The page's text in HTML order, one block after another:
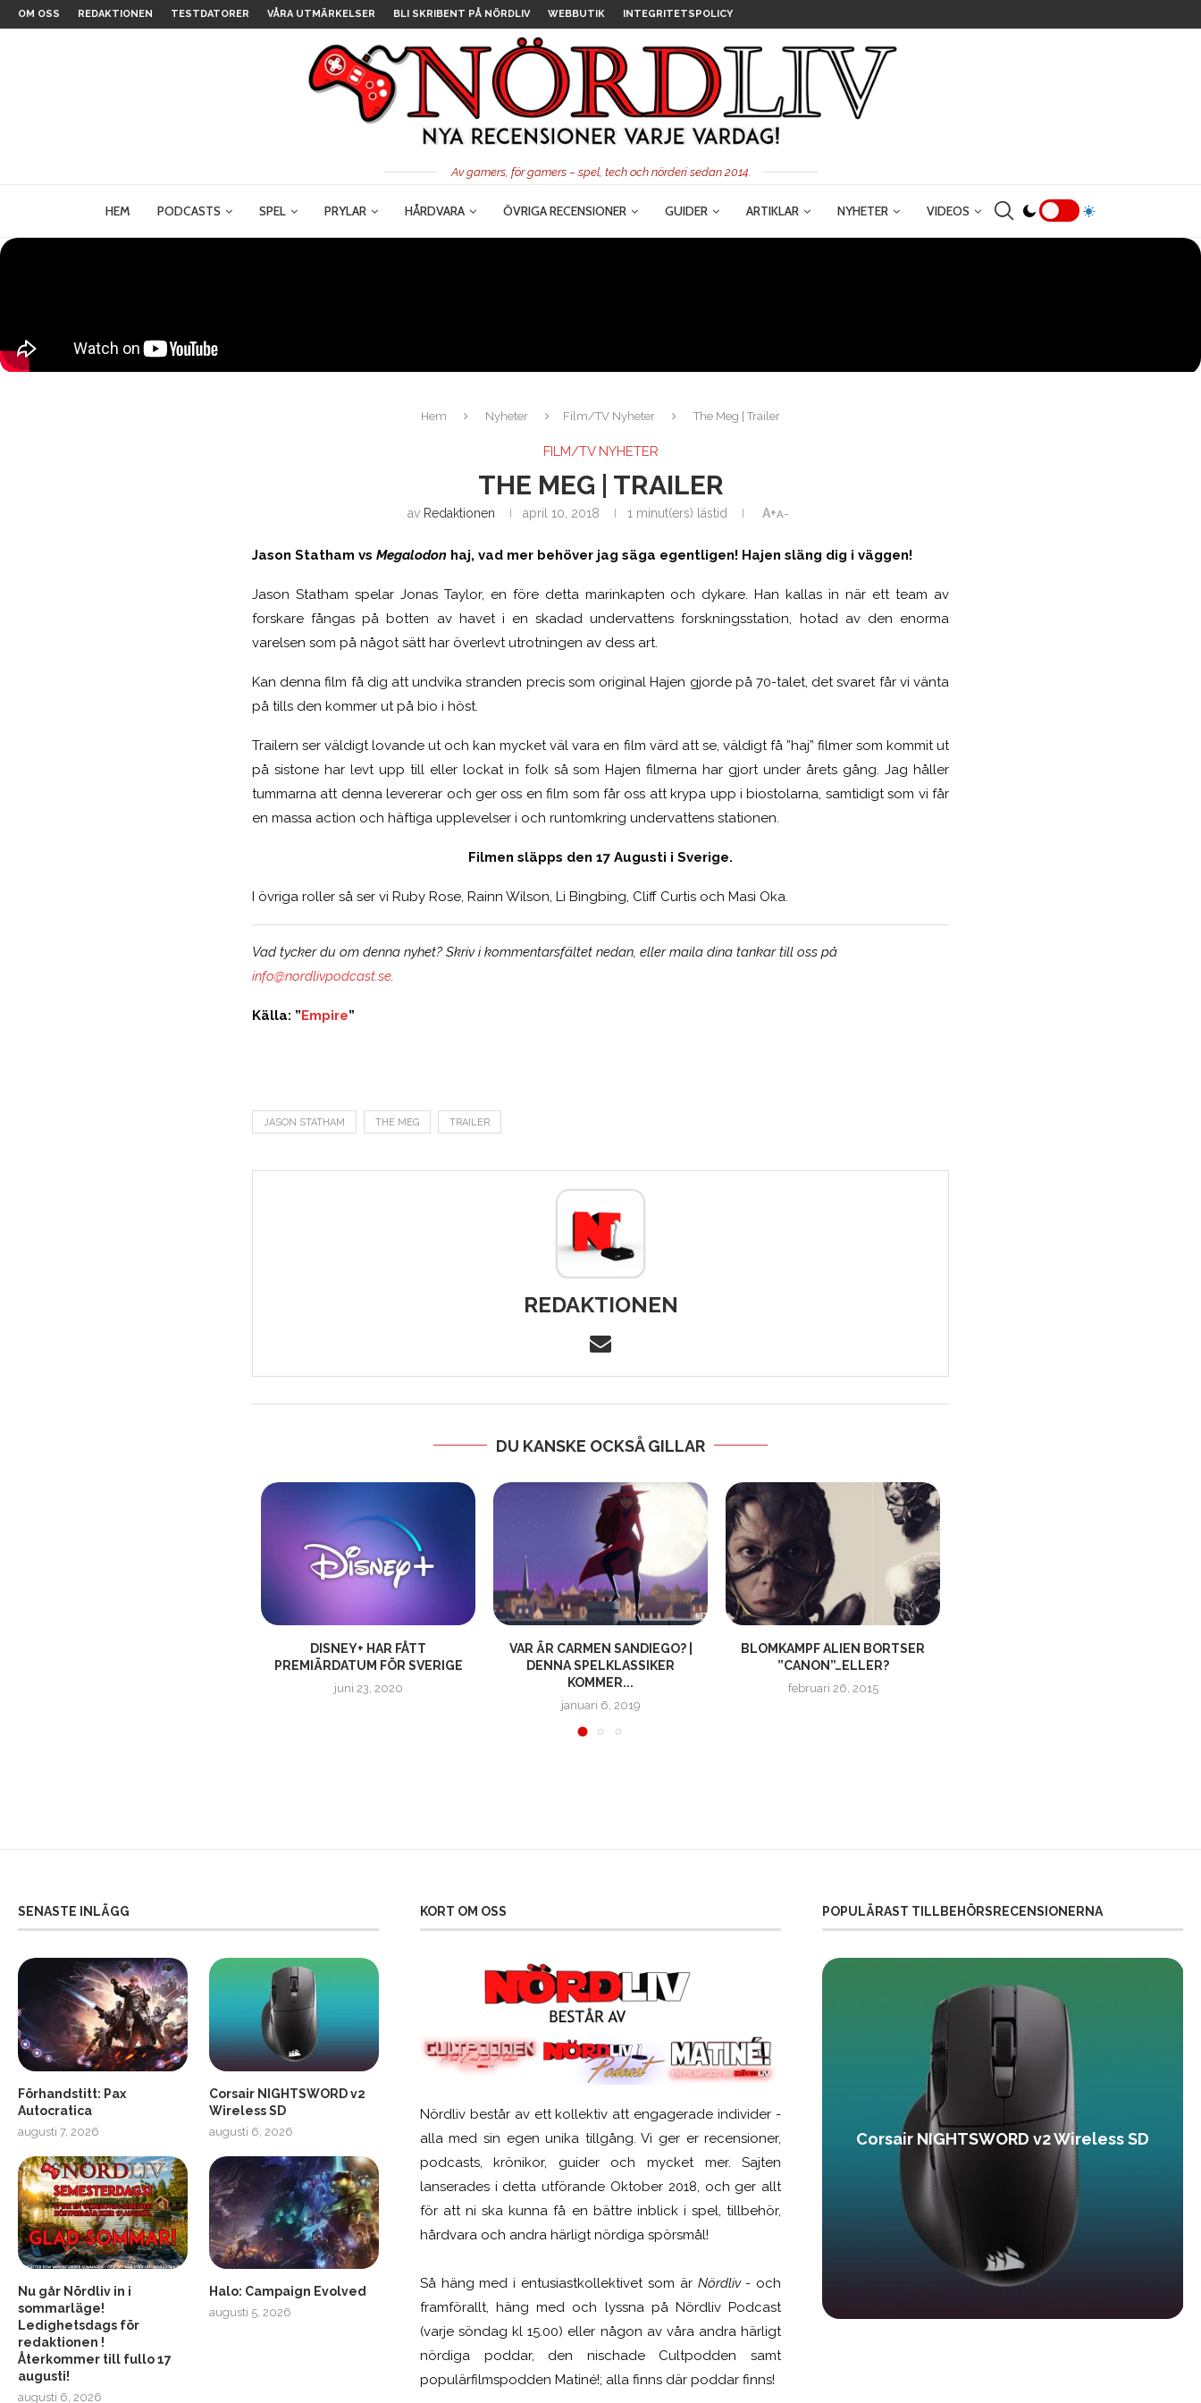
OM OSS REDAKTIONEN TESTDATORER VÅRA UTMÄRKELSER BLI SKRIBENT PÅ NÖRDLIV WEBBUTIK INTEGRITETSPOLICY
Av gamers, för gamers – spel, tech och nörderi sedan 2014.
HEM PODCASTS SPEL PRYLAR HÅRDVARA ÖVRIGA RECENSIONER GUIDER ARTIKLAR NYHETER VIDEOS
Hem Nyheter Film/TV Nyheter The Meg | Trailer
FILM/TV NYHETER
THE MEG | TRAILER
av Redaktionen april 10, 2018 1 minut(ers) lästid A+A-
Jason Statham vs Megalodon haj, vad mer behöver jag säga egentligen! Hajen släng dig i väggen!
Jason Statham spelar Jonas Taylor, en före detta marinkapten och dykare. Han kallas in när ett team av
forskare fångas på botten av havet i en skadad undervattens forskningsstation, hotad av den enorma
varelsen som på något sätt har överlevt utrotningen av dess art.
Kan denna film få dig att undvika stranden precis som original Hajen gjorde på 70-talet, det svaret får vi vänta
på tills den kommer ut på bio i höst.
Trailern ser väldigt lovande ut och kan mycket väl vara en film värd att se, väldigt få ”haj” filmer som kommit ut
på sistone har levt upp till eller lockat in folk så som Hajen filmerna har gjort under årets gång. Jag håller
tummarna att denna levererar och ger oss en film som får oss att krypa upp i biostolarna, samtidigt som vi får
en massa action och häftiga upplevelser i och runtomkring undervattens stationen.
Filmen släpps den 17 Augusti i Sverige.
I övriga roller så ser vi Ruby Rose, Rainn Wilson, Li Bingbing, Cliff Curtis och Masi Oka.
Vad tycker du om denna nyhet? Skriv i kommentarsfältet nedan, eller maila dina tankar till oss på
info@nordlivpodcast.se.
Källa: ”Empire”
JASON STATHAM THE MEG TRAILER
REDAKTIONEN
DU KANSKE OCKSÅ GILLAR
DISNEY+ HAR FÅTT
PREMIÄRDATUM FÖR SVERIGE
juni 23, 2020
VAR ÄR CARMEN SANDIEGO? |
DENNA SPELKLASSIKER
KOMMER...
januari 6, 2019
BLOMKAMPF ALIEN BORTSER
”CANON”…ELLER?
februari 26, 2015
SENASTE INLÄGG
Förhandstitt: Pax
Autocratica
augusti 7, 2026
Corsair NIGHTSWORD v2
Wireless SD
augusti 6, 2026
Nu går Nördliv in i
sommarläge!
Ledighetsdags för
redaktionen !
Återkommer till fullo 17
augusti!
augusti 6, 2026
Halo: Campaign Evolved
augusti 5, 2026
KORT OM OSS
Nördliv består av ett kollektiv att engagerade individer -
alla med sin egen unika tillgång. Vi ger er recensioner,
podcasts, krönikor, guider och mycket mer. Sajten
lanserades i detta utförande Oktober 2018, och ger allt
för att ni ska kunna få en bättre inblick i spel, tillbehör,
hårdvara och andra härligt nördiga spörsmål!
Så häng med i entusiastkollektivet som är Nördliv- och
framförallt, häng med och lyssna på Nördliv Podcast
(varje söndag kl 15.00) eller någon av våra andra härligt
nördiga poddar, den nischade Cultpodden samt
populärfilmspodden Matiné!; alla finns där poddar finns!
POPULÄRAST TILLBEHÖRSRECENSIONERNA
Soundcore Liberty 5 Pro SCUF Gaming Omega Corsair NIGHTSWORD v2 Wireless SD